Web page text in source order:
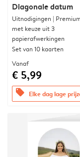
Diagonale datum
Uitnodigingen |
met keuze uit 3
papierafwerkingen
Set van 10 kaarten
Vanaf
€ 5,99
offers Elke dag lage